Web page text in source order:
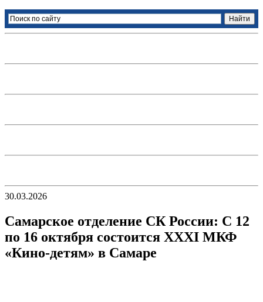
30.03.2026
Самарское отделение СК России: С 12
по 16 октября состоится XXXI МКФ
«Кино-детям» в Самаре